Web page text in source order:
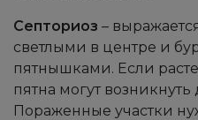
Септориоз –
светлыми в центре и
пятнышками. Если
пятна могут возникнуть
Пораженные участки